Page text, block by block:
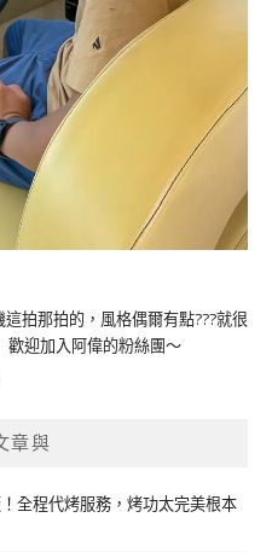
拍那拍的，風格偶爾有點???就很
迎加入阿偉的粉絲團～
章與
全程代烤服務，烤功太完美根本